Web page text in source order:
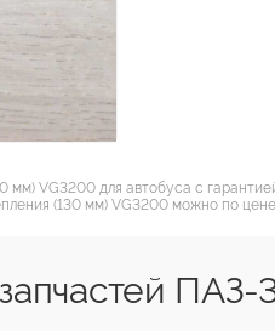
мм) VG3200 для автобуса с
(130 мм) VG3200 можно по